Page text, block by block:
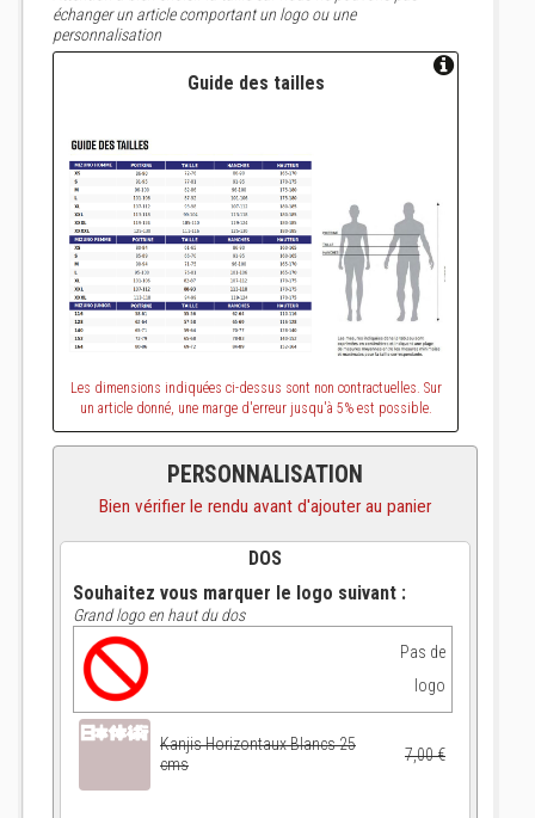
échanger un article comportant un logo ou une
personnalisation
Guide des tailles
Les dimensions indiquées ci-dessus sont non contractuelles. Sur
un article donné, une marge d'erreur jusqu'à 5% est possible.
PERSONNALISATION
Bien vérifier le rendu avant d'ajouter au panier
DOS
Souhaitez vous marquer le logo suivant :
Grand logo en haut du dos
Pas de
logo
Kanjis Horizontaux Blancs 25
cms
7,00 €